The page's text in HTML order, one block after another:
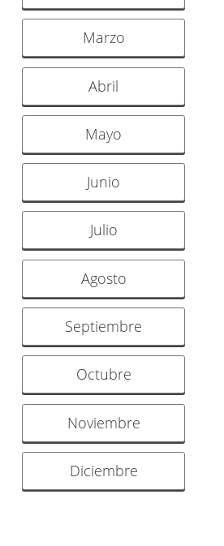
Marzo
Abril
Mayo
Junio
Julio
Agosto
Septiembre
Octubre
Noviembre
Diciembre